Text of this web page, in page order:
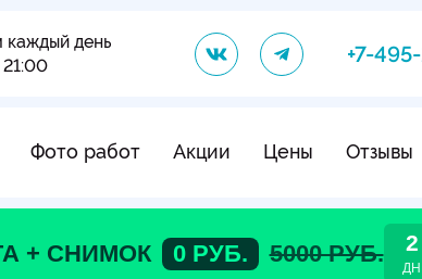
каждый день
+7-
Фото работ Акции Цены Отзывы
+ СНИМОК 0 РУБ. 5000 РУБ. 2
ДН